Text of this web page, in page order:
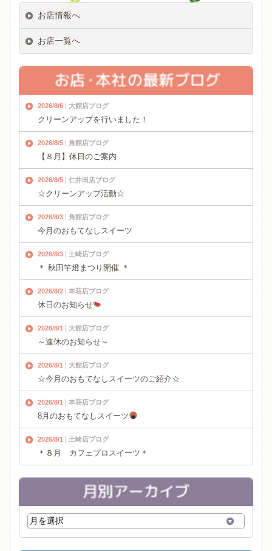
お店情報へ
お店一覧へ
2026/8/6 大館店ブログ
クリーンアップを行いました！
2026/8/5 角館店ブログ
【８月】休日のご案内
2026/8/5 仁井田店ブログ
☆クリーンアップ活動☆
2026/8/3 角館店ブログ
今月のおもてなしスイーツ
2026/8/3 土崎店ブログ
＊ 秋田竿燈まつり開催 ＊
2026/8/2 本荘店ブログ
休日のお知らせ
2026/8/1 大館店ブログ
～連休のお知らせ～
2026/8/1 大館店ブログ
☆今月のおもてなしスイーツのご紹介☆
2026/8/1 本荘店ブログ
8月のおもてなしスイーツ
2026/8/1 土崎店ブログ
＊８月 カフェプロスイーツ＊